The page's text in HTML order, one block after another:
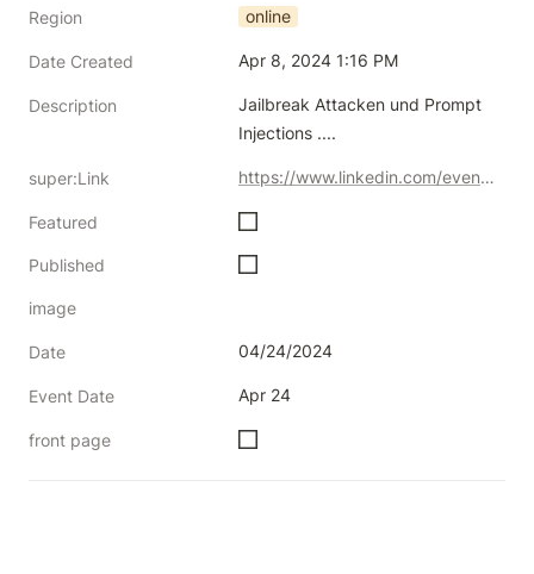
Region online
Date Created Apr 8, 2024 1:16 PM
Description
Jailbreak Attacken und Prompt
Injections ....
super:Link https://www.linkedin.com/events/sicherheitf-rki-sprachmodelle-l7182036421686284288/
Featured
Published
image
Date 04/24/2024
Event Date Apr 24
front page